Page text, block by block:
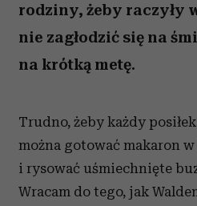
rodziny, żeby raczyły
nie zagłodzić się na
na krótką metę.
Trudno, żeby każdy
można gotować makaron
i rysować uśmiechnięte
Wracam do tego, jak